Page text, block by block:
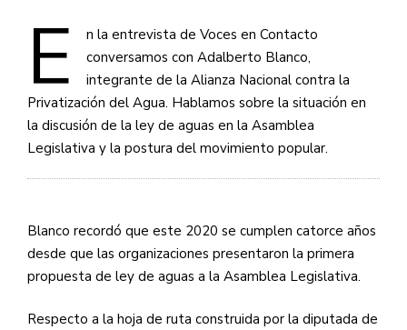
E
n la entrevista de Voces en Contacto
conversamos con Adalberto Blanco,
integrante de la Alianza Nacional contra la
Privatización del Agua. Hablamos sobre la situación en
la discusión de la ley de aguas en la Asamblea
Legislativa y la postura del movimiento popular.
Blanco recordó que este 2020 se cumplen catorce años
desde que las organizaciones presentaron la primera
propuesta de ley de aguas a la Asamblea Legislativa.
Respecto a la hoja de ruta construida por la diputada de